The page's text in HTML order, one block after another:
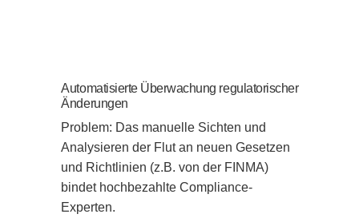
Automatisierte Überwachung regulatorischer
Änderungen
Problem: Das manuelle Sichten und
Analysieren der Flut an neuen Gesetzen
und Richtlinien (z.B. von der FINMA)
bindet hochbezahlte Compliance-
Experten.